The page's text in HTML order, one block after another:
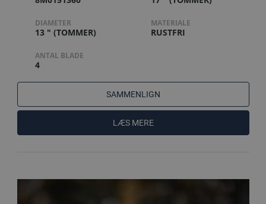
DIAMETER
13 " (TOMMER)
MATERIALE
RUSTFRI
ANTAL BLADE
4
SAMMENLIGN
LÆS MERE